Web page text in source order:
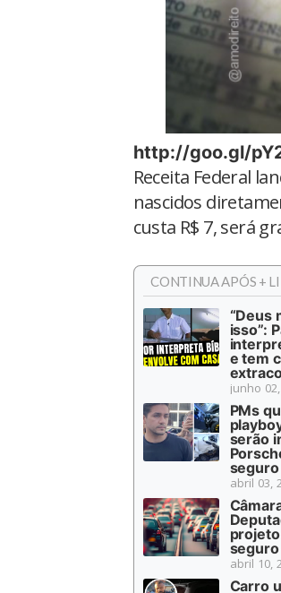
http://goo.gl/
Receita Federal
nascidos
custa R$ 7, será
CONTINUA APÓS +
“Deus
isso”:
e tem
junho
PMs
serão
seguro
abril 03,
seguro
abril 10,
Carro